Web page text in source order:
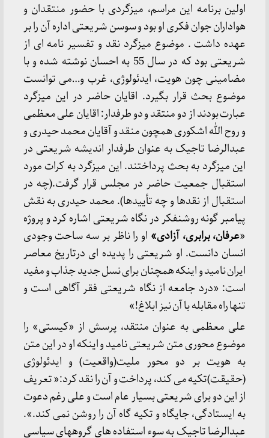
اولین برنامه این مراسم، میزگردی با حضور منتقدان و
هواداران جوان فکری او بود و سوسن شریعتی اداره آن را بر
عهده داشت . موضوع میزگرد نقد و تفسیر نامه ای از
شریعتی بود که در سال 55 به احسان نوشته شده و با
مضامینی چون هویت، ایدئولوژی، غرب و…می توانست
موضوع بحث قرار بگیرد. اقایان حاضر در این میزگرد
عبارت بودند از دو منتقد و دو طرفدار: اقایان علی معظمی
و روح الله اشکوری همچون منقد و آقایان محمد حیدری و
عبدالرضا تاجیک به عنوان طرفدار اندیشه شریعتی در
این میزگرد به بحث پرداختند. این میزگرد به کرات مورد
استقبال جمعیت حاضر در مجلس قرار گرفت.(چه در
استقبال از نقدها و چه تأییدها). محمد حیدری به نقش
پیامبر گونه روشنفکر در نگاه شریعتی اشاره کرد و پروژه
«عرفان، برابری، آزادی» او را ناظر بر سه ساحت وجودی
انسان دانست. او شریعتی را پدیده ای درتاریخ معاصر
ایران نامید و اینکه همچنان برای نسل جدید جذاب و مفید
است: «درد جامعه از نگاه شریعتی فقر آگاهی است و
تنها راه مقابله با آن نیز ابلاغ!»
علی معظمی به عنوان منتقد، پرسش از «کیستی» را
موضوع محوری متن شریعتی نامید و اینکه او در این متن
به هویت بر دو محور ملیت(واقعیت) و ایدئولوژی
(حقیقت)تکیه می کند، پرداخت و آن را نقد کرد:« تعریف
از این دو برای شریعتی بسیار عام است و علی رغم دعوت
به ایستادگی، جایگاه و تکیه گاه آن را روشن نمی کند.».
عبدالرضا تاجیک به سوء استفاده های گروههای سیاسی